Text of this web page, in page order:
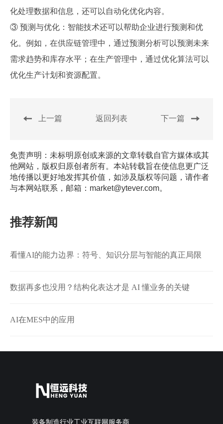
化处理数据和信息，还可以自动化优化内容。
③ 预测与优化：智能技术还可以帮助企业进行预测和优
化。例如，在供应链管理中，通过预测分析可以预测未来
需求趋势和库存水平；在生产管理中，通过优化算法可以
优化生产计划和资源配置。
上一篇 返回列表 下一篇
免责声明：未标明原创或来源的文章转载自官方媒体或其
他网站，版权归原创者所有。本站转载旨在使信息更广泛
地传播以更好地发挥其价值，如涉及版权等问题，请作者
与本网站联系，邮箱：market@ytever.com。
推荐新闻
看懂AI的能力边界：符号、知识分层与智能的真正局限
数据再多也没用？结构化表达才是 AI 懂业务的关键
AI在MES中的应用
装备制造行业工业互联网服务商